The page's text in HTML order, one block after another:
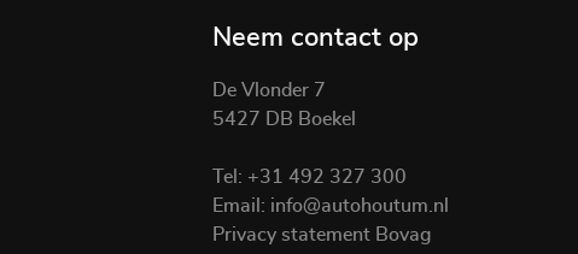
Neem contact op
De Vlonder 7
5427 DB Boekel
Tel: +31 492 327 300
Email: info@autohoutum.nl
Privacy statement Bovag